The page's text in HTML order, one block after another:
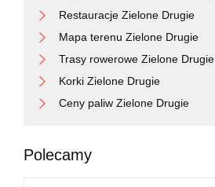
Restauracje Zielone Drugie
Mapa terenu Zielone Drugie
Trasy rowerowe Zielone Drugie
Korki Zielone Drugie
Ceny paliw Zielone Drugie
Polecamy